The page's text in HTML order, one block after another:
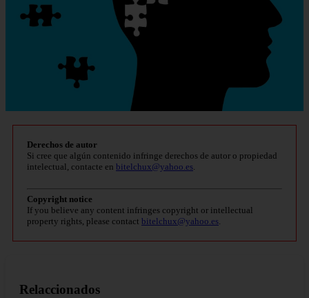
Derechos de autor
Si cree que algún contenido infringe derechos de autor o propiedad
intelectual, contacte en bitelchux@yahoo.es.
Copyright notice
If you believe any content infringes copyright or intellectual
property rights, please contact bitelchux@yahoo.es.
Relaccionados